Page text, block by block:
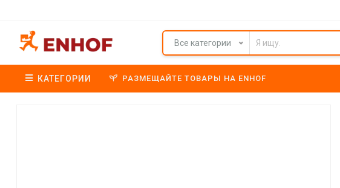
Все категории
КАТЕГОРИИ РАЗМЕЩАЙТЕ ТОВАРЫ НА ENHOF